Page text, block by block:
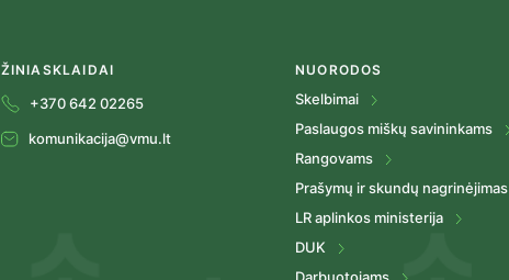
ŽINIASKLAIDAI
+370 642 02265
komunikacija@vmu.lt
NUORODOS
Skelbimai
Paslaugos miškų savininkams
Rangovams
Prašymų ir skundų nagrinėjimas
LR aplinkos ministerija
DUK